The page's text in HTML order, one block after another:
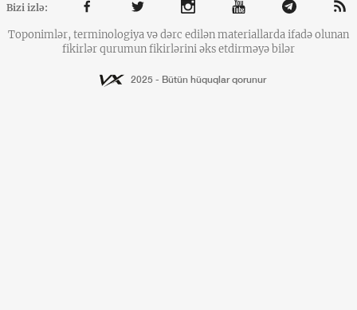
Bizi izlə:
Toponimlər, terminologiya və dərc edilən materiallarda ifadə olunan
fikirlər qurumun fikirlərini əks etdirməyə bilər
2025 - Bütün hüquqlar qorunur